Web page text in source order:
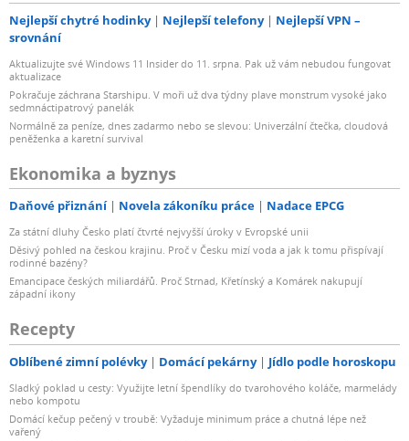
Nejlepší chytré hodinky Nejlepší telefony
Nejlepší VPN –
srovnání
Aktualizujte své Windows 11 Insider do 11. srpna. Pak už vám nebudou fungovat
aktualizace
Pokračuje záchrana Starshipu. V moři už dva týdny plave monstrum vysoké jako
sedmnáctipatrový panelák
Normálně za peníze, dnes zadarmo nebo se slevou: Univerzální čtečka, cloudová
peněženka a karetní survival
Ekonomika a byznys
Daňové přiznání Novela zákoníku práce Nadace EPCG
Za státní dluhy Česko platí čtvrté nejvyšší úroky v Evropské unii
Děsivý pohled na českou krajinu. Proč v Česku mizí voda a jak k tomu přispívají
rodinné bazény?
Emancipace českých miliardářů. Proč Strnad, Křetínský a Komárek nakupují
západní ikony
Recepty
Oblíbené zimní polévky Domácí pekárny Jídlo podle horoskopu
Sladký poklad u cesty: Využijte letní špendlíky do tvarohového koláče, marmelády
nebo kompotu
Domácí kečup pečený v troubě: Vyžaduje minimum práce a chutná lépe než
vařený